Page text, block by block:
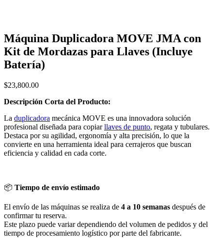
Máquina Duplicadora MOVE JMA con
Kit de Mordazas para Llaves (Incluye
Batería)
$23,800.00
Descripción Corta del Producto:
La duplicadora mecánica MOVE es una innovadora solución
profesional diseñada para copiarllaves de punto, regata y tubulares.
Destaca por su agilidad, ergonomía y alta precisión, lo que la
convierte en una herramienta ideal para cerrajeros que buscan
eficiencia y calidad en cada corte.
📦 Tiempo de envío estimado
El envío de las máquinas se realiza de 4 a 10 semanas después de
confirmar tu reserva.
Este plazo puede variar dependiendo del volumen de pedidos y del
tiempo de procesamiento logístico por parte del fabricante.